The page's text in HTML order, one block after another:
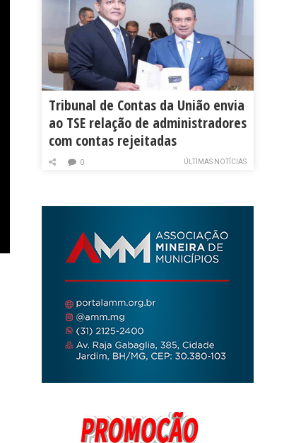
Tribunal de Contas da União envia
ao TSE relação de administradores
com contas rejeitadas
ÚLTIMAS NOTÍCIAS
0